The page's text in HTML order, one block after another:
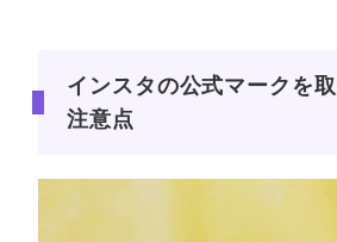
インスタの公式マークを
注意点